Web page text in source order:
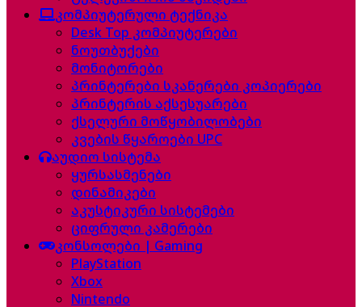
კომპიუტერული ტექნიკა
Desk Top კომპიუტერები
ნოუთბუქები
მონიტორები
პრინტერები სკანერები კოპიერები
პრინტერის აქსესუარები
ქსელური მოწყობილობები
კვების წყაროები UPC
აუდიო სისტემა
ყურსასმენები
დინამიკები
აკუსტიკური სისტემები
ციფრული კამერები
კონსოლები | Gaming
PlayStation
Xbox
Nintendo